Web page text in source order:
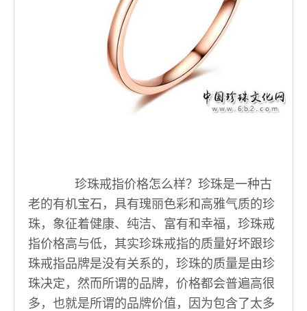
珍珠戒指价格怎么样？珍珠是一种古
老的有机宝石，具有瑰丽色彩和高雅气质的珍
珠，象征着健康、纯洁、富有和幸福，珍珠戒
指价格高与低，其实珍珠戒指的质量好坏跟珍
珠戒指品牌是没有关系的，珍珠的质量是由珍
珠决定，然而所谓的品牌，价格都会普遍高很
多，也就是所谓的品牌价值，因为包含了太多